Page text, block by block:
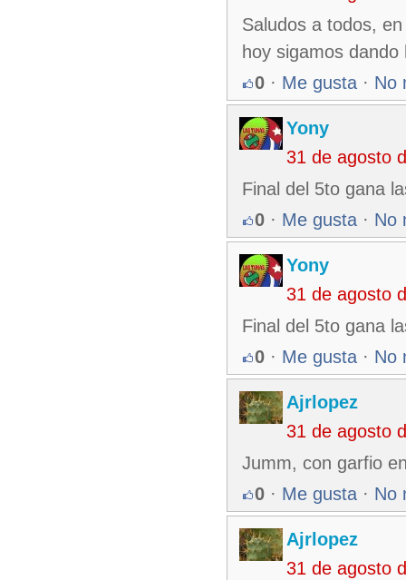
Saludos a todos,
hoy sigamos
0 · Me gusta · No
Yony
31 de agosto
Final del 5to gana
0 · Me gusta · No
Yony
31 de agosto
Final del 5to gana
0 · Me gusta · No
Ajrlopez
31 de agosto
Jumm, con garfio
0 · Me gusta · No
Ajrlopez
31 de agosto